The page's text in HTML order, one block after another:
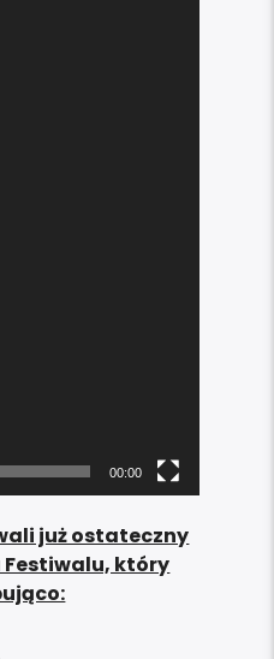
00:00
już ostateczny
Festiwalu, który